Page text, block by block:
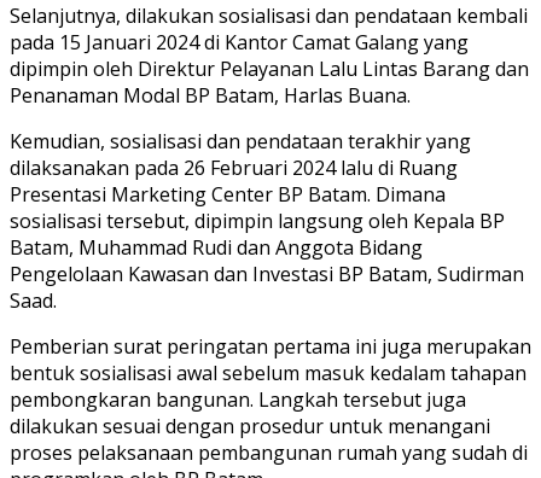
Selanjutnya, dilakukan sosialisasi dan pendataan kembali
pada 15 Januari 2024 di Kantor Camat Galang yang
dipimpin oleh Direktur Pelayanan Lalu Lintas Barang dan
Penanaman Modal BP Batam, Harlas Buana.
Kemudian, sosialisasi dan pendataan terakhir yang
dilaksanakan pada 26 Februari 2024 lalu di Ruang
Presentasi Marketing Center BP Batam. Dimana
sosialisasi tersebut, dipimpin langsung oleh Kepala BP
Batam, Muhammad Rudi dan Anggota Bidang
Pengelolaan Kawasan dan Investasi BP Batam, Sudirman
Saad.
Pemberian surat peringatan pertama ini juga merupakan
bentuk sosialisasi awal sebelum masuk kedalam tahapan
pembongkaran bangunan. Langkah tersebut juga
dilakukan sesuai dengan prosedur untuk menangani
proses pelaksanaan pembangunan rumah yang sudah di